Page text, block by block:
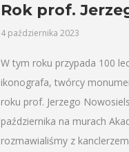
Rok prof.
4 października 2023
W tym roku przypada 100
ikonografa, twórcy
roku prof. Jerzego
października na murach
rozmawialiśmy z